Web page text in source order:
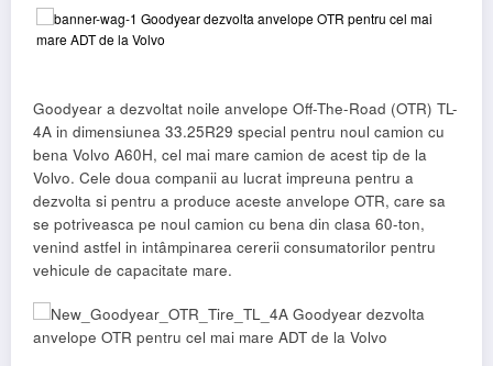
Goodyear a dezvoltat noile anvelope Off-The-Road (OTR) TL-
4A in dimensiunea 33.25R29 special pentru noul camion cu
bena Volvo A60H, cel mai mare camion de acest tip de la
Volvo. Cele doua companii au lucrat impreuna pentru a
dezvolta si pentru a produce aceste anvelope OTR, care sa
se potriveasca pe noul camion cu bena din clasa 60-ton,
venind astfel in intâmpinarea cererii consumatorilor pentru
vehicule de capacitate mare.